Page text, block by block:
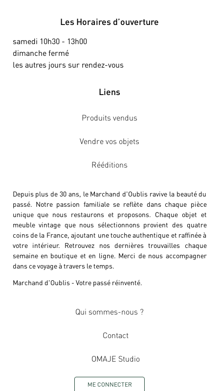
Les Horaires d’ouverture
samedi 10h30 - 13h00
dimanche fermé
les autres jours sur rendez-vous
Liens
Produits vendus
Vendre vos objets
Rééditions
Depuis plus de 30 ans, le Marchand d'Oublis ravive la beauté du
passé. Notre passion familiale se reflète dans chaque pièce
unique que nous restaurons et proposons. Chaque objet et
meuble vintage que nous sélectionnons provient des quatre
coins de la France, ajoutant une touche authentique et raffinée à
votre intérieur. Retrouvez nos dernières trouvailles chaque
semaine en boutique et en ligne. Merci de nous accompagner
dans ce voyage à travers le temps.
Marchand d'Oublis - Votre passé réinventé.
Qui sommes-nous ?
Contact
OMAJE Studio
ME CONNECTER